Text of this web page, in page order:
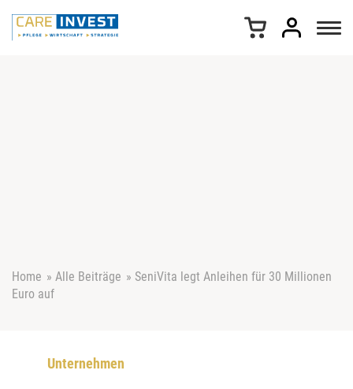
Home » Alle Beiträge » SeniVita legt Anleihen für 30 Millionen
Euro auf
Unternehmen